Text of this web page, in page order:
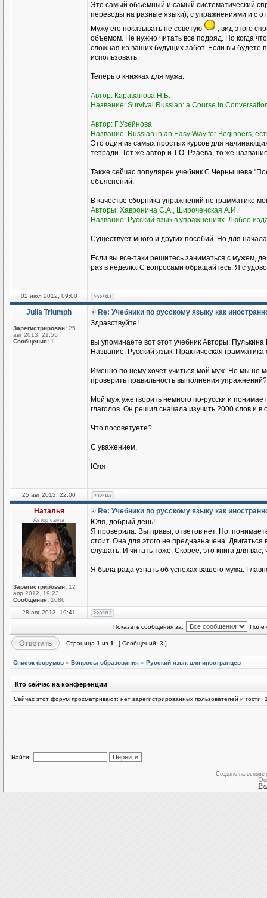
Это самый объемный и самый систематический
переводы на разные языки), с упражнениями и с
Мужу его показывать не советую
, вид этого
объемом. Не нужно читать все подряд. Но когда
сложная из ваших будущих забот. Если вы будете
использовать.
Теперь о книжках для мужа.
Автор: Караванова Н.Б.
Название: Survival Russian: а Course in
Автор: Г.Усейнова
Название: Russian in an Easy Way for Beginners,
Это один из самых простых курсов для
тетради. Тот же автор и Т.О. Рзаева, то же
Также сейчас популярен учебник С.Чернышева
объяснений.
В качестве сборника упражнений по грамматике
Авторы: Хавронина С.А., Широченская А.И.
Название: Русский язык в упражнениях. Любое
Существует много и других пособий. Но для
Если вы все-таки решитесь заниматься с мужем,
раз в неделю. С вопросами обращайтесь. Я с
02 июл 2012, 09:00
Julia Triumph
Зарегистрирован: 25
авг 2013, 21:55
Сообщения: 1
Re: Учебники по русскому языку как
Здравствуйте!
вы упоминаете вот этот учебник Авторы:
Название: Русский язык. Практическая
Именно по нему хочет учиться мой муж. Но мы не
проверить правильность выполнения упражнений?
Мой муж уже гворить немного по-русски и
глаголов. Он решил сначала изучить 2000 слов и
Что посоветуете?
С уважением,
Юля
25 авг 2013, 22:00
Наталья
Автор сайта
Зарегистрирован: 12
апр 2012, 19:23
Сообщения: 1086
Re: Учебники по русскому языку как
Юля, добрый день!
Я проверила. Вы правы, ответов нет. Но,
стоит. Она для этого не предназначена.
слушать. И читать тоже. Скорее, это книга для
Я была рада узнать об успехах вашего мужа.
28 авг 2013, 19:41
Показать сообщения за: Поле
Страница 1 из 1 [ Сообщений: 3 ]
Список форумов » Вопросы образования » Русский язык для иностранцев
Кто сейчас на конференции
Сейчас этот форум просматривают: нет зарегистрированных пользователей и гости:
Найти:
Создано на основе